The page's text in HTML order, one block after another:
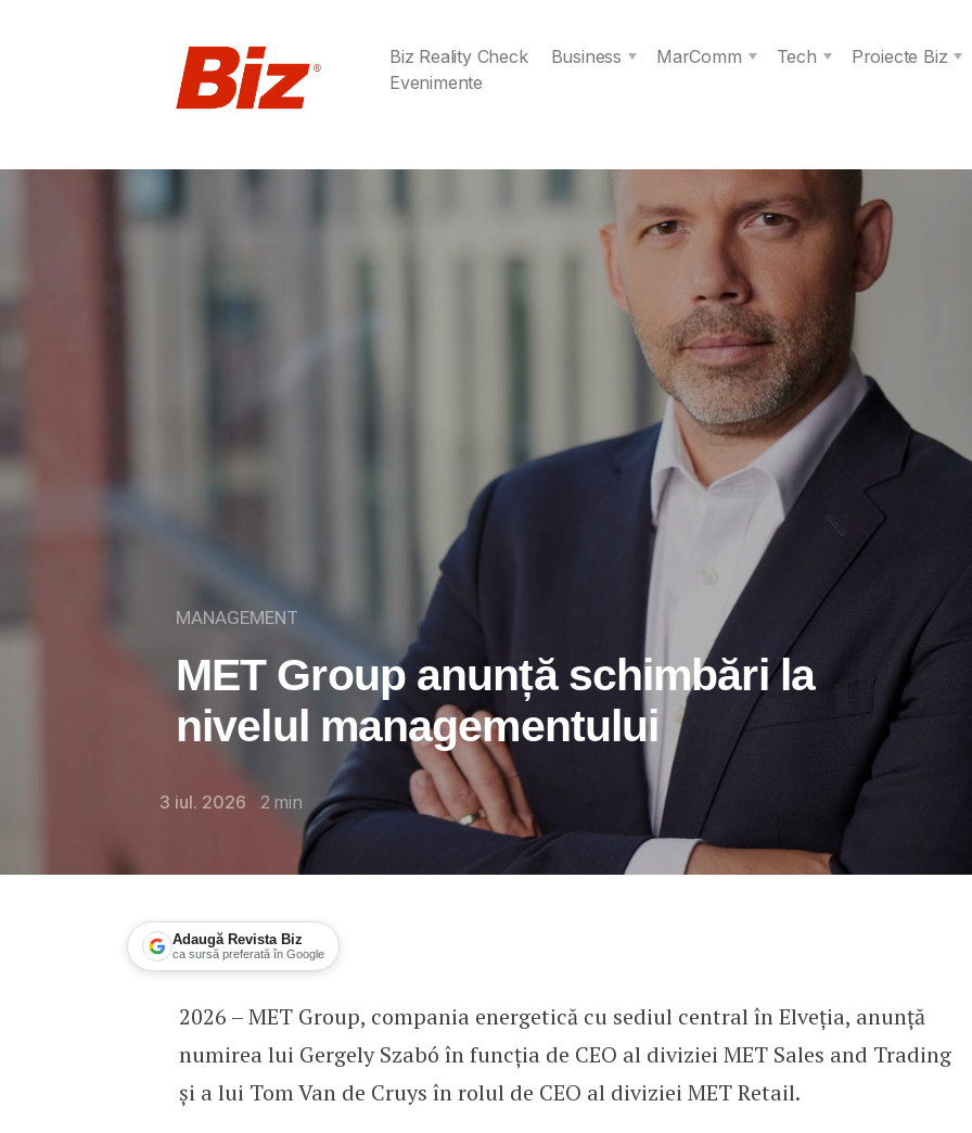
Biz Reality Check Business MarComm Tech
Proiecte Biz
Evenimente
MANAGEMENT
MET Group anunță schimbări la
nivelul managementului
3 iul. 2026 2 min
Adaugă Revista Biz
ca sursă preferată în Google
MET Group anunță schimbări la nivelul managementului
2026 – MET Group, compania energetică cu sediul central în Elveția, anunță
numirea lui Gergely Szabó în funcția de CEO al diviziei MET Sales and Trading
și a lui Tom Van de Cruys în rolul de CEO al diviziei MET Retail.